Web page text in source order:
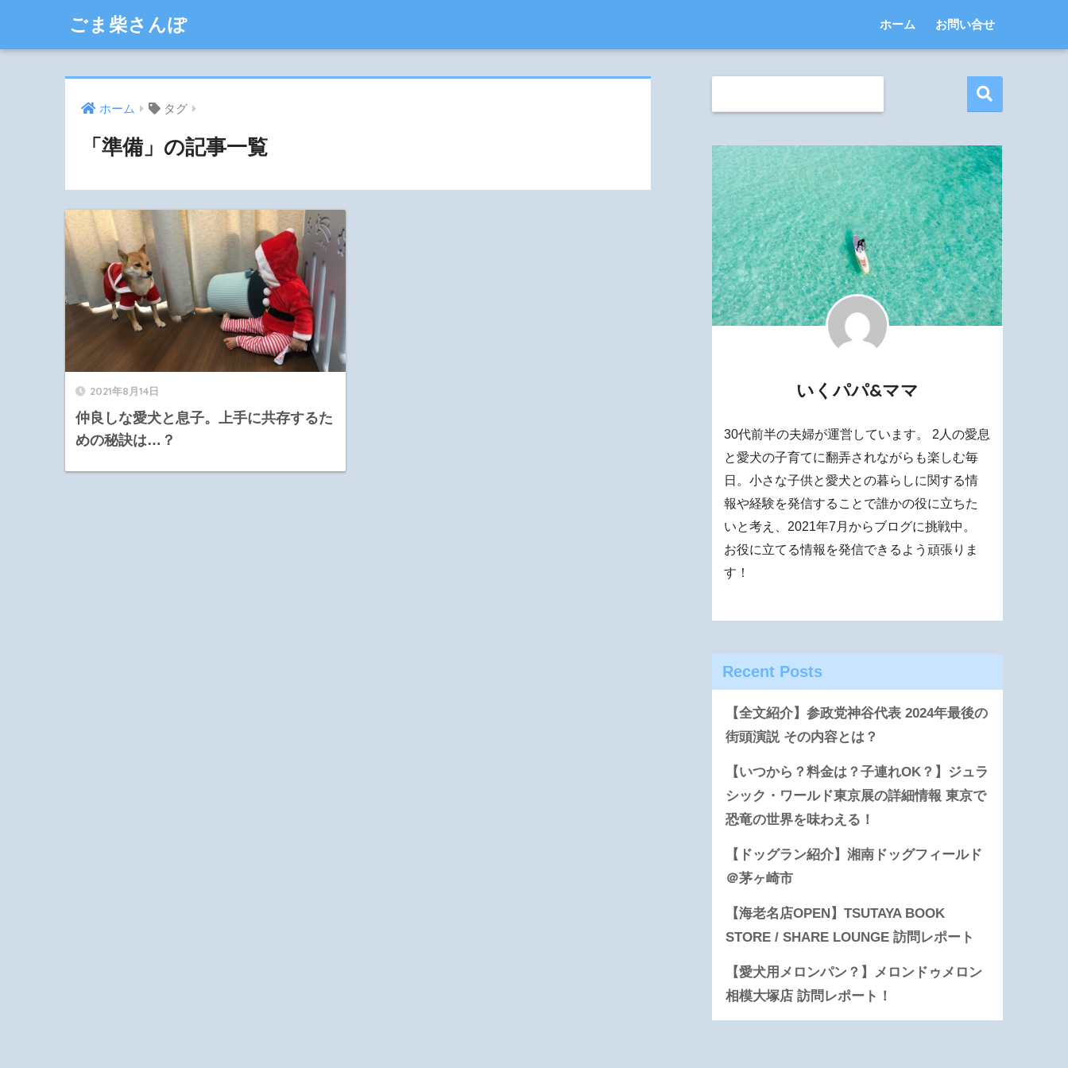
ごま柴さんぽ ホーム お問い合せ
ホーム タグ
「準備」の記事一覧
2021年8月14日
仲良しな愛犬と息子。上手に共存するた
めの秘訣は…？
いくパパ&ママ
30代前半の夫婦が運営しています。 2人の愛息
と愛犬の子育てに翻弄されながらも楽しむ毎
日。小さな子供と愛犬との暮らしに関する情
報や経験を発信することで誰かの役に立ちた
いと考え、2021年7月からブログに挑戦中。
お役に立てる情報を発信できるよう頑張りま
す！
Recent Posts
【全文紹介】参政党神谷代表 2024年最後の
街頭演説 その内容とは？
【いつから？料金は？子連れOK？】ジュラ
シック・ワールド東京展の詳細情報 東京で
恐竜の世界を味わえる！
【ドッグラン紹介】湘南ドッグフィールド
＠茅ヶ崎市
【海老名店OPEN】TSUTAYA BOOK
STORE / SHARE LOUNGE 訪問レポート
【愛犬用メロンパン？】メロンドゥメロン
相模大塚店 訪問レポート！